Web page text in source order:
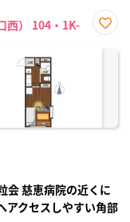
西） 104・1K-
に入
会 慈恵病院の近くに
アクセスしやすい角部